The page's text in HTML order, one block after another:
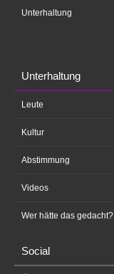
Unterhaltung
Unterhaltung
Leute
Kultur
Abstimmung
Videos
Wer hätte das gedacht?
Social